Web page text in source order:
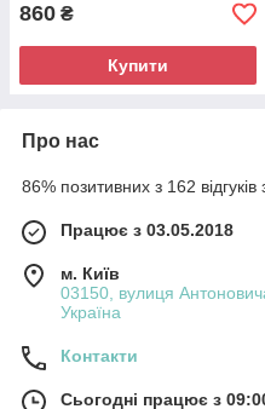
860 ₴
Купити
Про нас
86% позитивних з 162 відгуків
Працює з 03.05.2018
м. Київ
03150, вулиця
Україна
Контакти
Сьогодні працює з